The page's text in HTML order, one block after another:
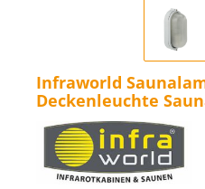
Infraworld
Deckenleuchte